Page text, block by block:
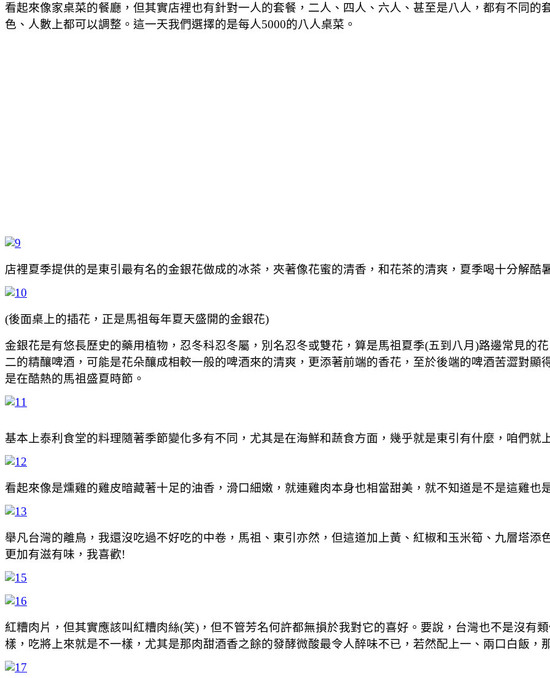
看起來像家桌菜的餐廳，但其實店裡也有針對一人的套餐，二人、四人、六人、甚至是八人，都有不同
色、人數上都可以調整。這一天我們選擇的是每人5000的八人桌菜。
店裡夏季提供的是東引最有名的金銀花做成的冰茶，夾著像花蜜的清香，和花茶的清爽，夏季喝十分解酷
(後面桌上的插花，正是馬祖每年夏天盛開的金銀花)
金銀花是有悠長歷史的藥用植物，忍冬科忍冬屬，別名忍冬或雙花，算是馬祖夏季(五到八月)路邊常見的
二的精釀啤酒，可能是花朵釀成相較一般的啤酒來的清爽，更添著前端的香花，至於後端的啤酒苦澀對
是在酷熱的馬祖盛夏時節。
基本上泰利食堂的料理隨著季節變化多有不同，尤其是在海鮮和蔬食方面，幾乎就是東引有什麼，咱們就
看起來像是燻雞的雞皮暗藏著十足的油香，滑口細嫩，就連雞肉本身也相當甜美，就不知道是不是這雞也
舉凡台灣的離鳥，我還沒吃過不好吃的中卷，馬祖、東引亦然，但這道加上黃、紅椒和玉米筍、九層塔
更加有滋有味，我喜歡!
紅糟肉片，但其實應該叫紅糟肉絲(笑)，但不管芳名何許都無損於我對它的喜好。要說，台灣也不是沒有
樣，吃將上來就是不一樣，尤其是那肉甜酒香之餘的發酵微酸最令人醉味不已，若然配上一、兩口白飯，